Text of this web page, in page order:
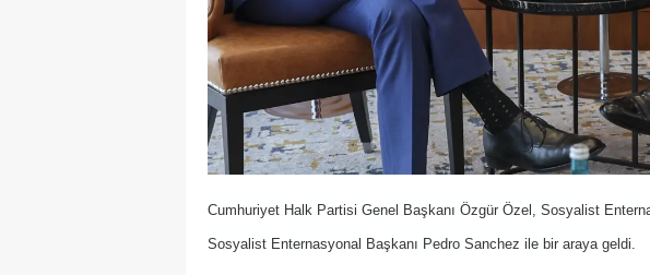
Cumhuriyet Halk Partisi Genel Başkanı Özgür Özel, Sosyalist
Sosyalist Enternasyonal Başkanı Pedro Sanchez ile bir araya geldi.